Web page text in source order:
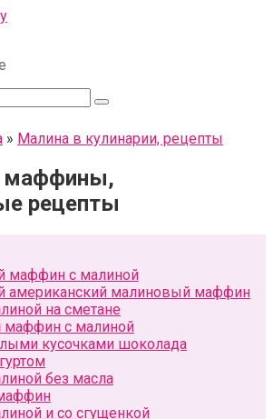
» Малина в кулинарии, рецепты
маффины,
рецепты
маффин с малиной
американский малиновый маффин
на сметане
с малиной
кусочками шоколада
без масла
и со сгущенкой